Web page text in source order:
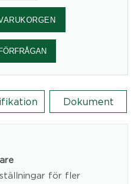
Dokument
för fler